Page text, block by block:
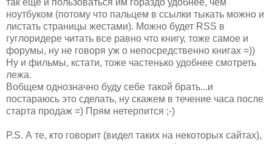
ноутбуком (потому что пальцем в ссылки тыкать можно и
листать страницы жестами). Можно будет RSS в
гуглоридере читать все равно что книгу, тоже самое и
форумы, ну не говоря уж о непосредственно книгах =))
Ну и фильмы, кстати, тоже частенько удобнее смотреть
лежа.
Вобщем однозначно буду себе такой брать...и
постараюсь это сделать, ну скажем в течение часа после
старта продаж =) Прям нетерпится ;-)
P.S. А те, кто говорит (видел таких на некоторых сайтах),